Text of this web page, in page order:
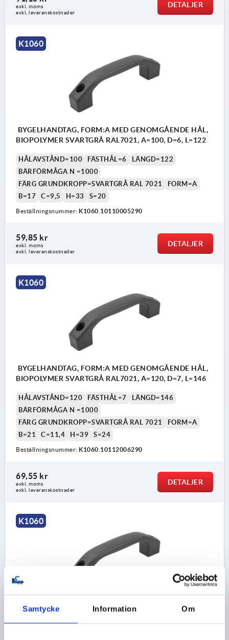
Samtycke Information Om
exkl. moms
exkl. leveranskostnader
DETALJER
K1060
BYGELHANDTAG, FORM:A MED GENOMGÅENDE HÅL,
BIOPOLYMER SVARTGRÅ RAL7021, A=100, D=6, L=122
HÅLAVSTÅND=100 FÄSTHÅL=6
LÄNGD=122
BÄRFÖRMÅGA N =1000
FÄRG GRUNDKROPP=SVARTGRÅ RAL 7021
FORM=A
B=17
C=9,5 H=33 S=20
Beställningsnummer: K1060.10110005290
59,85 kr
exkl. moms
exkl. leveranskostnader
DETALJER
K1060
BYGELHANDTAG, FORM:A MED GENOMGÅENDE HÅL,
BIOPOLYMER SVARTGRÅ RAL7021, A=120, D=7, L=146
HÅLAVSTÅND=120 FÄSTHÅL=7
LÄNGD=146
BÄRFÖRMÅGA N =1000
FÄRG GRUNDKROPP=SVARTGRÅ RAL 7021
FORM=A
B=21
C=11,4 H=39 S=24
Beställningsnummer: K1060.10112006290
69,55 kr
exkl. moms
exkl. leveranskostnader
DETALJER
K1060
BYGELHANDTAG, FORM:A MED GENOMGÅENDE HÅL,